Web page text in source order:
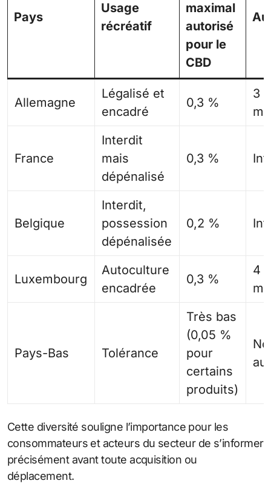
Pays
Usage
récréatif
maximal
autorisé
pour le
CBD
Allemagne
Légalisé et
encadré
0,3 %
3
France
Interdit
mais
dépénalisé
0,3 %
Belgique
Interdit,
possession
dépénalisée
0,2 %
Luxembourg
Autoculture
encadrée
0,3 %
4
Pays-Bas Tolérance
Très bas
(0,05 %
pour
certains
produits)
Cette diversité souligne l’importance pour les
consommateurs et acteurs du secteur de s’informer
précisément avant toute acquisition ou
déplacement.